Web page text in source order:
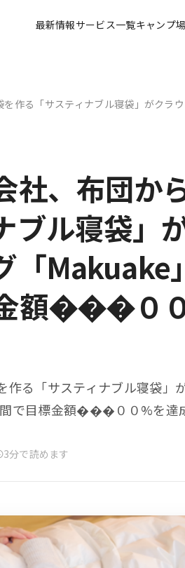
最新情報サービス一覧キャンプ
作る「サスティナブル寝袋」がクラ
社、布団か
ブル寝袋」
「Makuake
額���０
作る「サスティナブル寝袋」
間で目標金額���００%を達
3分で読めます